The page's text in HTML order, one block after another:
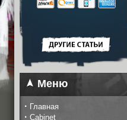
Меню
· Главная
· Cabinet